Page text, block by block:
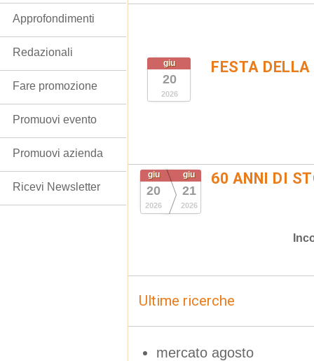
giu
20
2026
FESTA DELLA
giu
20
2026
giu
21
2026
60 ANNI DI
Ultime ricerche
mercato agosto
Approfondimenti
Redazionali
Fare promozione
Promuovi evento
Promuovi azienda
Ricevi Newsletter